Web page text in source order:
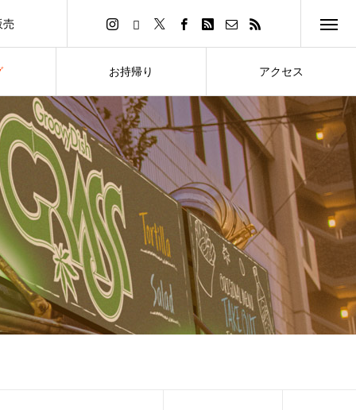
お持帰り アクセス
売